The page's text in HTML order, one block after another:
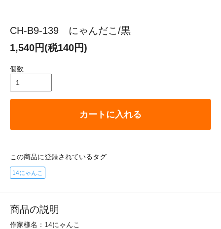
CH-B9-139 にゃんだこ/黒
1,540円(税140円)
個数
カートに入れる
この商品に登録されているタグ
14にゃんこ
商品の説明
作家様名：14にゃんこ